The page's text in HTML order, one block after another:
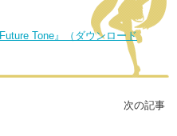
Tone』（ダウンロード
次の記事